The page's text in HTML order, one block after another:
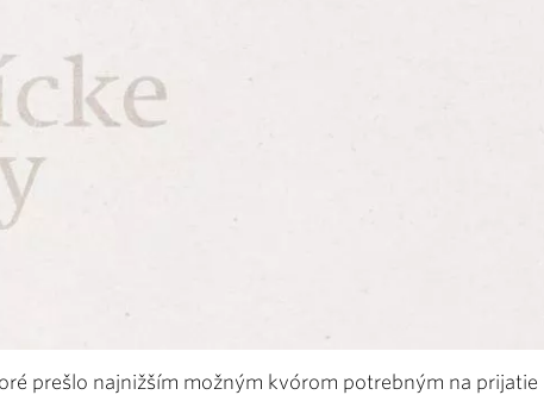
prešlo najnižším možným kvórom potrebným na prijatie